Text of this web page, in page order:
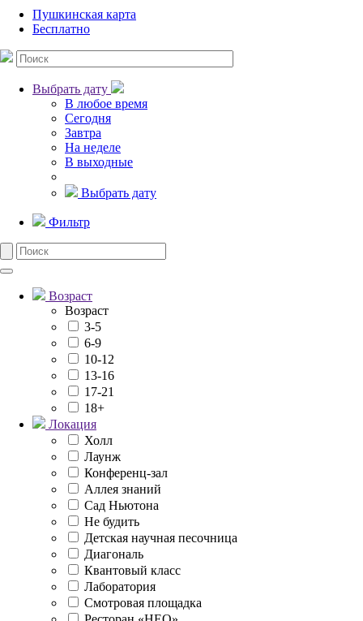
Пушкинская карта
Бесплатно
Выбрать дату
В любое время
Сегодня
Завтра
На неделе
В выходные
Выбрать дату
Фильтр
Возраст
Возраст
3-5
6-9
10-12
13-16
17-21
18+
Локация
Холл
Лаунж
Конференц-зал
Аллея знаний
Сад Ньютона
Не будить
Детская научная песочница
Диагональ
Квантовый класс
Лаборатория
Смотровая площадка